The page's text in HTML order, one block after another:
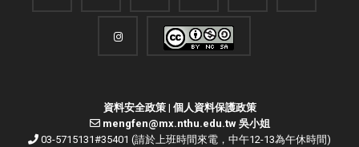
資料安全政策| 個人資料保護政策
mengfen@mx.nthu.edu.tw 吳小姐
03-5715131#35401 (請於上班時間來電，中午12-13為午休時間)